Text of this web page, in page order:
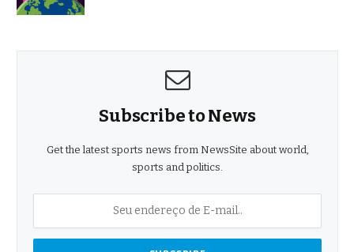
Subscribe to News
Get the latest sports news from NewsSite about world,
sports and politics.